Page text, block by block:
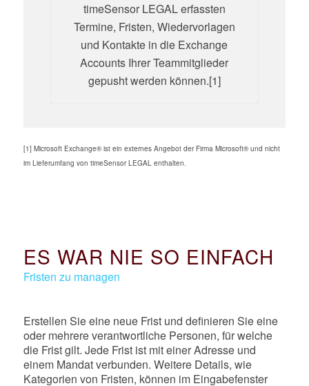
timeSensor LEGAL erfassten
Termine, Fristen, Wiedervorlagen
und Kontakte in die Exchange
Accounts Ihrer Teammitglieder
gepusht werden können.[1]
[1] Microsoft Exchange® ist ein externes Angebot der Firma Microsoft® und nicht
im Lieferumfang von timeSensor LEGAL enthalten.
ES WAR NIE SO EINFACH
Fristen zu managen
Erstellen Sie eine neue Frist und definieren Sie eine
oder mehrere verantwortliche Personen, für welche
die Frist gilt. Jede Frist ist mit einer Adresse und
einem Mandat verbunden. Weitere Details, wie
Kategorien von Fristen, können im Eingabefenster